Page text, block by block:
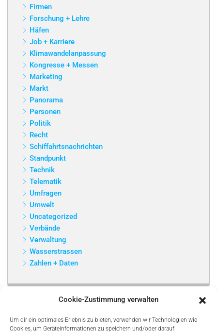
Cookie-Zustimmung verwalten
Um dir ein optimales Erlebnis zu bieten, verwenden wir Technologien wie
Cookies, um Geräteinformationen zu speichern und/oder darauf
Firmen
Forschung + Lehre
Häfen
Job + Karriere
Klimawandelanpassung
Kongresse + Messen
Marketing
Markt
Panorama
Personen
Politik
Recht
Schiffahrtsnachrichten
Standpunkt
Technik
Telematik
Umfragen
Umwelt
Uncategorized
Verbände
Verwaltung
Wasserstrassen
Zahlen + Daten